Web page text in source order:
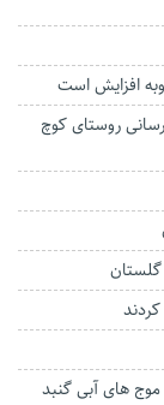
افزایش است
آبرسانی روستای کوچ
های آبی گنبد